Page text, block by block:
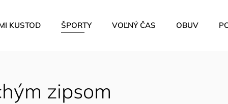
KUSTOD ŠPORTY VOĽNÝ ČAS OBUV
zipsom